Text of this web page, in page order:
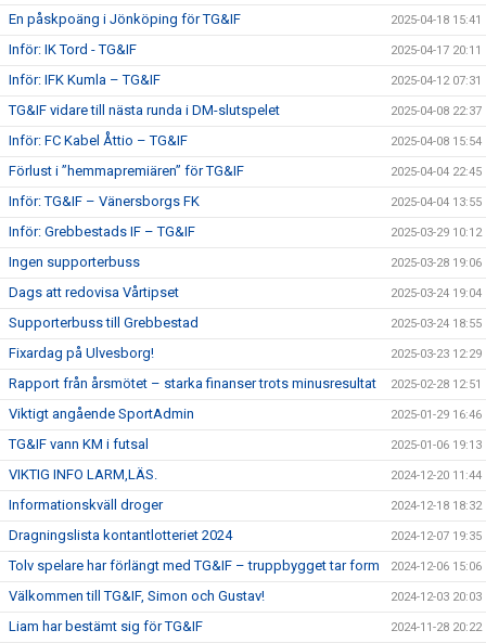
En påskpoäng i Jönköping för TG&IF 2025-04-18 15:41
Inför: IK Tord - TG&IF 2025-04-17 20:11
Inför: IFK Kumla – TG&IF 2025-04-12 07:31
TG&IF vidare till nästa runda i DM-slutspelet 2025-04-08 22:37
Inför: FC Kabel Åttio – TG&IF 2025-04-08 15:54
Förlust i ”hemmapremiären” för TG&IF 2025-04-04 22:45
Inför: TG&IF – Vänersborgs FK 2025-04-04 13:55
Inför: Grebbestads IF – TG&IF 2025-03-29 10:12
Ingen supporterbuss 2025-03-28 19:06
Dags att redovisa Vårtipset 2025-03-24 19:04
Supporterbuss till Grebbestad 2025-03-24 18:55
Fixardag på Ulvesborg! 2025-03-23 12:29
Rapport från årsmötet – starka finanser trots minusresultat 2025-02-28 12:51
Viktigt angående SportAdmin 2025-01-29 16:46
TG&IF vann KM i futsal 2025-01-06 19:13
VIKTIG INFO LARM,LÄS. 2024-12-20 11:44
Informationskväll droger 2024-12-18 18:32
Dragningslista kontantlotteriet 2024 2024-12-07 19:35
Tolv spelare har förlängt med TG&IF – truppbygget tar form 2024-12-06 15:06
Välkommen till TG&IF, Simon och Gustav! 2024-12-03 20:03
Liam har bestämt sig för TG&IF 2024-11-28 20:22